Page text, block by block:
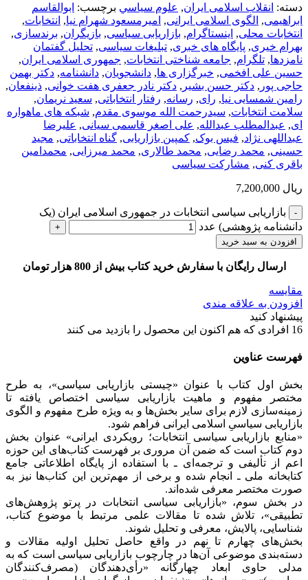
دسته: انقلاب اسلامی ایران, علوم سياسي برچسب: ابوالقاسم
ابراهیمی, الگوی اسلامی ایرانی, امیرمسعود شهرام نیا, انتخابات,
انتخابات محلی, اینستاگرام, بازاریابی سیاسی, بازیگران, برندسازی,
بهرام خیری, پایگاه های خبری, تبلیغات سیاسی, تحلیل گفتمان
نامزدها, تلگرام, جامعه شناختی انتخابات, جمهوری اسلامی ایران,
حسین علی افخمی, خبرگزاری ها, دانشجویان, دانشنامه, دکتر بهمن
حاجی پور , دکتر حسن بشیر , دکتر نادر جعفری هفت خوانی, ذینفعان,
رامین شمسایی نیا, رای, رسانه, رفتار انتخاباتی, سعید نریمان,
سلامت انتخابات, سیدرحمت الله موسوی مقدم, شبکه های ماهواره
ای, عبدالمطلب عبدالله, علی اصغر قاسمی سیانی, علیرضا
عبداللهی نژاد, فیس بوک, کمپین بازاریابی, گناه انتخاباتی, مجید
حسینی, محمد رضایی, محمد طالاری, محمد میرزایی, محمدامین
باقری کنی, مشارکت سیاسی
ریال
بازاریابی سیاسی انتخابات در جمهوری اسلامی ایران (یک
دانشنامه پژوهشی) عدد
افزودن به سبد خرید
ارسال رایگان با سفارش خرید کتاب بیش از 800 هزار تومان
مقایسه
افزودن به علاقه مندی
پیشنهاد کنید
16 افرادی که هم اکنون این محصول را بازدید می کنند
فهرست عناوین
بخش اول کتاب با عنوان «چیستی بازاریابی سیاسی»، به طرح
مختصر مفهوم و ماهیت بازاریابی سیاسی اختصاص یافته تا
زمینه‌سازی لازم برای سایر بخش‌ها و به‌ ویژه طرح مفهوم و الگوی
بازاریابی سیاسیِ اسلامی ایرانی فراهم شود.
«منابع بازاریابی سیاسی انتخابات؛ رویکردی ایرانی» عنوان بخش
دوم کتاب است که ضمن آن مروری بر فهرست کتاب‌های این حوزه
اعم از تألیفی و ترجمه‌ای ـ با استفاده از پایگاه اطلاعاتی جامع
کتابخانه ملی ـ انجام شده و برخی از مهم‌ترین این کتاب‌ها نیز به
‌صورت مختصر معرفی شده‌اند.
در بخش سوم، «بازاریابی سیاسی انتخابات در پرتو پژوهش‌های
تطبیقی»، تلاش شده تا مقالات علمی مرتبط با موضوع کتاب،
شناسایی، پالایش، معرفی و تحلیل شوند.
بخش‌های چهارم تا نهم در واقع حاصل تحلیل اولیه‌ مقالات و
دسته‌بندی موضوعی آن‌ها در چارچوب بازاریابی سیاسی است که به
مدلی حاوی ابعاد چهارگانه‌ «رأی‌دهندگان (مصرف‌کنندگان